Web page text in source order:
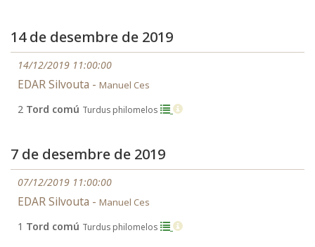
14 de desembre de 2019
14/12/2019 11:00:00
EDAR Silvouta - Manuel Ces
2 Tord comú Turdus philomelos
7 de desembre de 2019
07/12/2019 11:00:00
EDAR Silvouta - Manuel Ces
1 Tord comú Turdus philomelos